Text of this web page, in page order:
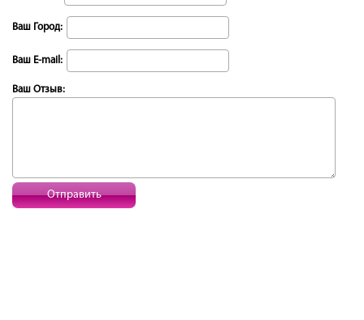
Ваш Город:
Ваш E-mail:
Ваш Отзыв:
Отправить